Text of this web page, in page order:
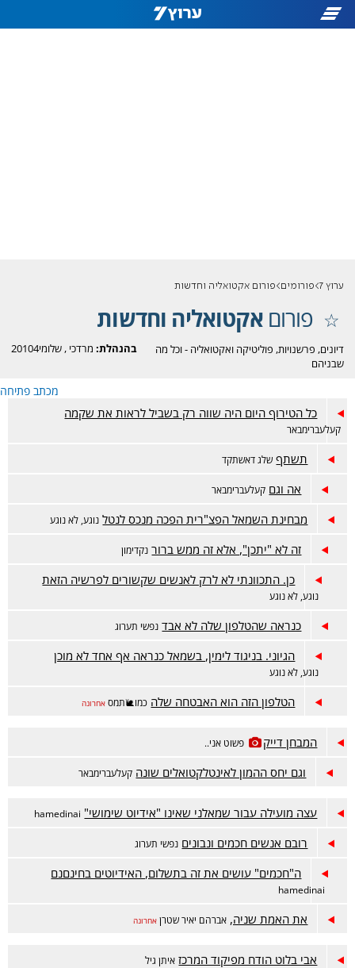
ערוץ 7 פורומים פורום אקטואליה וחדשות
פורוםאקטואליה וחדשות
בהנהלת: מרדכי ,שלומי20104
דיונים, פרשנויות, פוליטיקה ואקטואליה - וכל מה
שבניהם
מכתב פתיחה
כל הטירוף היום היה שווה רק בשביל לראות את שקמה
קעלעברימבאר
תשתף שלג דאשתקד
אה וגם קעלעברימבאר
מבחינת השמאל הפצ"רית הפכה מנכס לנטל נוגע, לא נוגע
זה לא "יתכן", אלא זה ממש ברור נקדימון
כן. התכוונתי לא לרק לאנשים שקשורים לפרשיה הזאת
נוגע, לא נוגע
כנראה שהטלפון שלה לא אבד נפשי תערוג
הגיוני. בניגוד לימין, בשמאל כנראה אף אחד לא מוכן
נוגע, לא נוגע
הטלפון הזה הוא האבטחה שלה כמו🐌תמס אחרונה
המבחן דייק פשוט אני..
וגם יחס ההמון לאינטלקטואלים שונה קעלעברימבאר
עצה מועילה עבור שמאלני שאינו "אידיוט שימושי" hamedinai
רובם אנשים חכמים ונבונים נפשי תערוג
ה"חכמים" עושים את זה בתשלום, האידיוטים בחינםנם
hamedinai
את האמת שניה, אברהם יאיר שטרן אחרונה
אבי בלוט הודח מפיקוד המרכז איתן גיל